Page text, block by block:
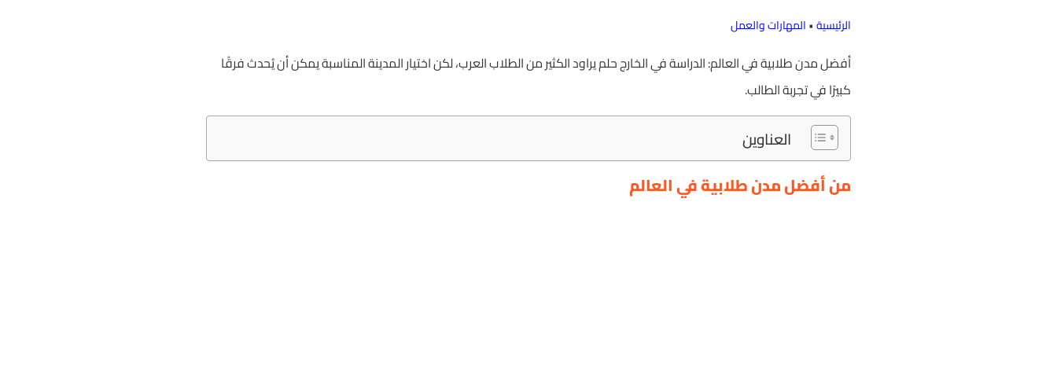
الرئيسية•المهارات والعمل
أفضل مدن طلابية في العالم: الدراسة في الخارج حلم يراود الكثير من الطلاب العرب، لكن اختيار المدينة المناسبة يمكن أن يُحدث فرقًا
كبيرًا في تجربة الطالب.
العناوين
من أفضل مدن طلابية في العالم